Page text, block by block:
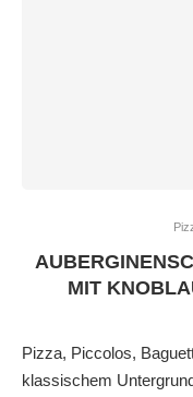
MIT
Pizza, Piccolos,
klassischem